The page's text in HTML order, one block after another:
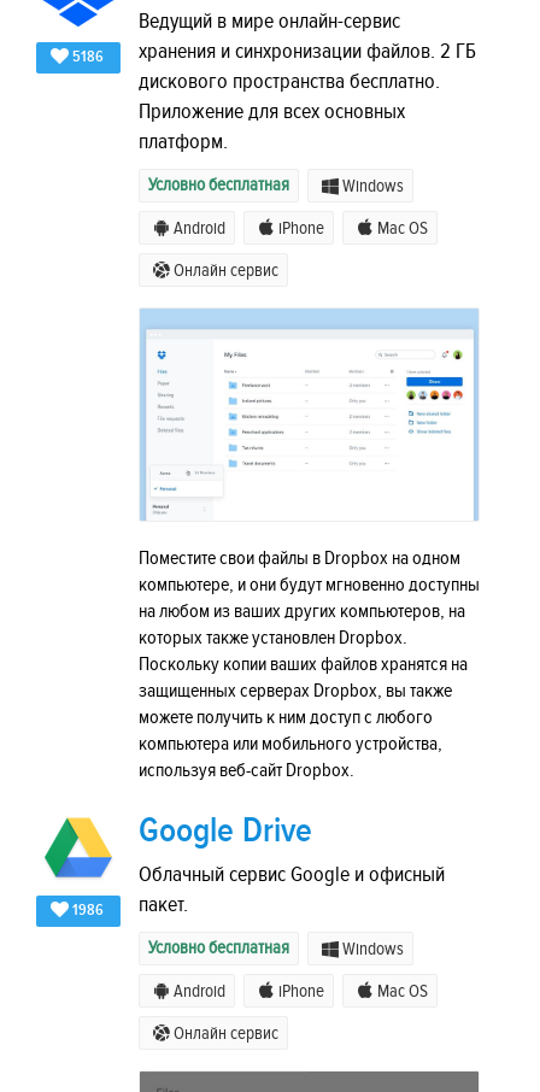
5186
Ведущий в мире онлайн-сервис
хранения и синхронизации файлов. 2 ГБ
дискового пространства бесплатно.
Приложение для всех основных
платформ.
Условно бесплатная Windows
Android iPhone Mac OS
Онлайн сервис
Поместите свои файлы в Dropbox на одном
компьютере, и они будут мгновенно доступны
на любом из ваших других компьютеров, на
которых также установлен Dropbox.
Поскольку копии ваших файлов хранятся на
защищенных серверах Dropbox, вы также
можете получить к ним доступ с любого
компьютера или мобильного устройства,
используя веб-сайт Dropbox.
1986
Google Drive
Облачный сервис Google и офисный
пакет.
Условно бесплатная Windows
Android iPhone Mac OS
Онлайн сервис